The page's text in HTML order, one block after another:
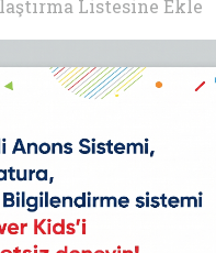
Listesine Ekle